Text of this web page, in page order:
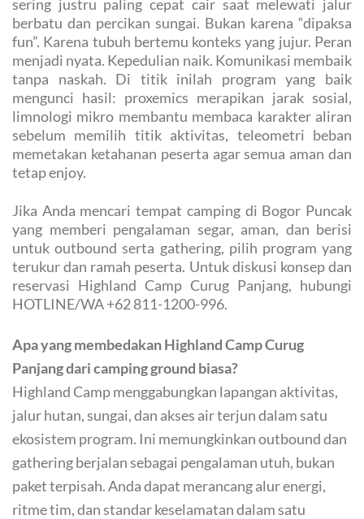
sering justru paling cepat cair saat melewati jalur
berbatu dan percikan sungai. Bukan karena “dipaksa
fun”. Karena tubuh bertemu konteks yang jujur. Peran
menjadi nyata. Kepedulian naik. Komunikasi membaik
tanpa naskah. Di titik inilah program yang baik
mengunci hasil: proxemics merapikan jarak sosial,
limnologi mikro membantu membaca karakter aliran
sebelum memilih titik aktivitas, teleometri beban
memetakan ketahanan peserta agar semua aman dan
tetap enjoy.
Jika Anda mencari tempat camping di Bogor Puncak
yang memberi pengalaman segar, aman, dan berisi
untuk outbound serta gathering, pilih program yang
terukur dan ramah peserta. Untuk diskusi konsep dan
reservasi Highland Camp Curug Panjang, hubungi
HOTLINE/WA +62 811-1200-996.
Apa yang membedakan Highland Camp Curug
Panjang dari camping ground biasa?
Highland Camp menggabungkan lapangan aktivitas,
jalur hutan, sungai, dan akses air terjun dalam satu
ekosistem program. Ini memungkinkan outbound dan
gathering berjalan sebagai pengalaman utuh, bukan
paket terpisah. Anda dapat merancang alur energi,
ritme tim, dan standar keselamatan dalam satu